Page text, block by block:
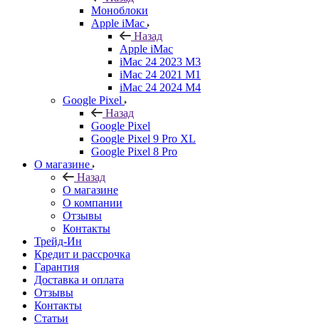
Моноблоки
Apple iMac
Назад
Apple iMac
iMac 24 2023 M3
iMac 24 2021 M1
iMac 24 2024 M4
Google Pixel
Назад
Google Pixel
Google Pixel 9 Pro XL
Google Pixel 8 Pro
О магазине
Назад
О магазине
О компании
Отзывы
Контакты
Трейд-Ин
Кредит и рассрочка
Гарантия
Доставка и оплата
Отзывы
Контакты
Статьи